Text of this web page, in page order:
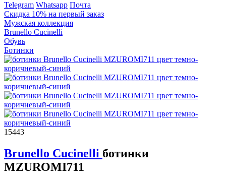
Telegram Whatsapp Почта
Скидка 10% на первый заказ
Мужская коллекция
Brunello Cucinelli
Обувь
Ботинки
15443
Brunello Cucinelli ботинки
MZUROMI711